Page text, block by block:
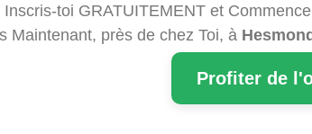
Inscris-toi GRATUITEMENT et
Maintenant, près de chez Toi, à
Profiter de